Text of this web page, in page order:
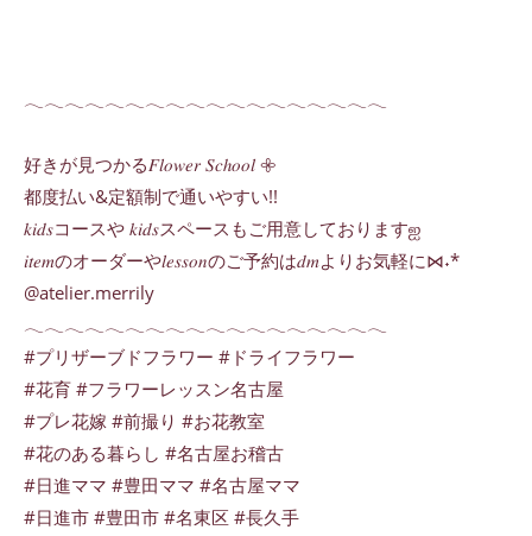
𓂃𓂃𓂃𓂃𓂃𓂃𓂃𓂃𓂃𓂃𓂃𓂃𓂃𓂃𓂃𓂃𓂃𓂃
好きが見つかる𝐹𝑙𝑜𝑤𝑒𝑟 𝑆𝑐ℎ𝑜𝑜𝑙 𖧷
都度払い&定額制で通いやすい!!
𝑘𝑖𝑑𝑠コースや 𝑘𝑖𝑑𝑠スペースもご用意しておりますஐ
𝑖𝑡𝑒𝑚のオーダーや𝑙𝑒𝑠𝑠𝑜𝑛のご予約は𝑑𝑚よりお気軽に⋈˖*
@atelier.merrily
𓂃𓂃𓂃𓂃𓂃𓂃𓂃𓂃𓂃𓂃𓂃𓂃𓂃𓂃𓂃𓂃𓂃𓂃
#プリザーブドフラワー #ドライフラワー
#花育 #フラワーレッスン名古屋
#プレ花嫁 #前撮り #お花教室
#花のある暮らし #名古屋お稽古
#日進ママ #豊田ママ #名古屋ママ
#日進市 #豊田市 #名東区 #長久手